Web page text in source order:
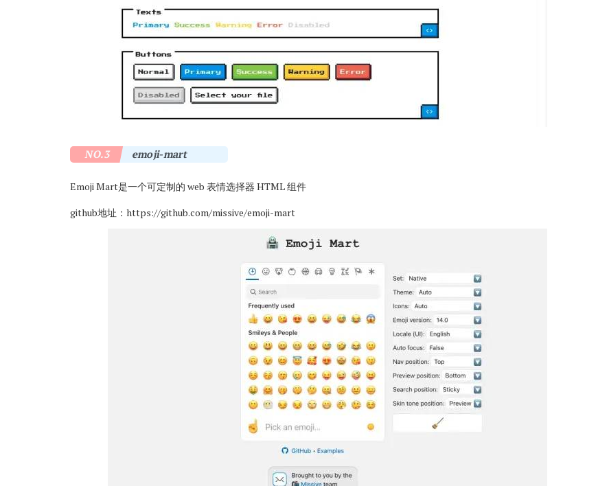
NO.3 emoji-mart
Emoji Mart是一个可定制的 web 表情选择器 HTML 组件
github地址： https://github.com/missive/emoji-mart